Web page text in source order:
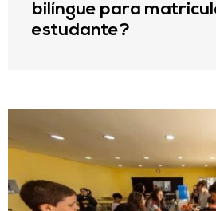
bilíngue para
estudante?